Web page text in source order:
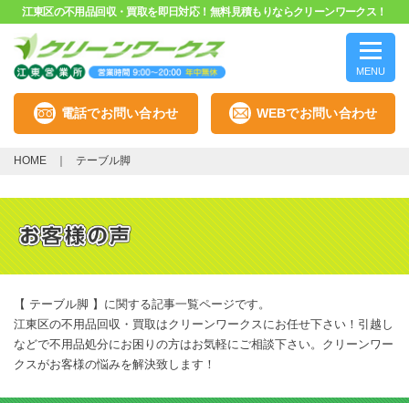
江東区の不用品回収・買取を即日対応！無料見積もりならクリーンワークス！
MENU
電話でお問い合わせ WEBでお問い合わせ
HOME テーブル脚
【 テーブル脚 】に関する記事一覧ページです。
江東区の不用品回収・買取はクリーンワークスにお任せ下さい！引越し
などで不用品処分にお困りの方はお気軽にご相談下さい。クリーンワー
クスがお客様の悩みを解決致します！